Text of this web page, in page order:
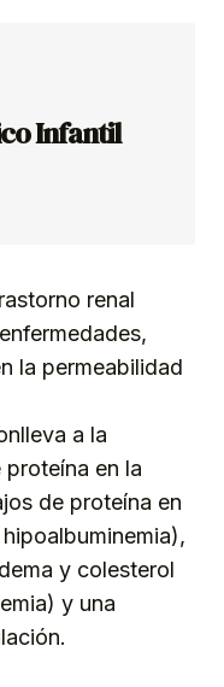
Infantil
renal
la permeabilidad
a la
en la
de proteína en
y colesterol
y una